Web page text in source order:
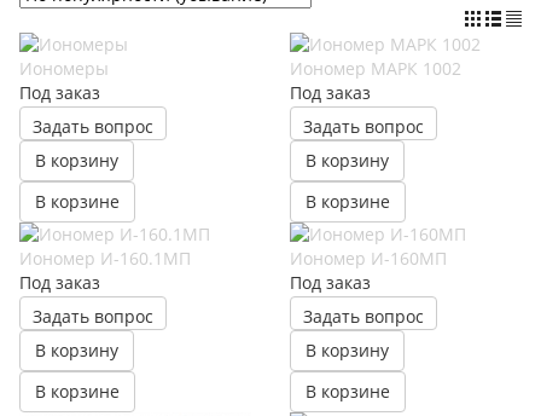
Иономеры
Под заказ
Задать вопрос
В корзину
В корзине
Иономер МАРК 1002
Под заказ
Задать вопрос
В корзину
В корзине
Иономер И-160.1МП
Под заказ
Задать вопрос
В корзину
В корзине
Иономер И-160МП
Под заказ
Задать вопрос
В корзину
В корзине